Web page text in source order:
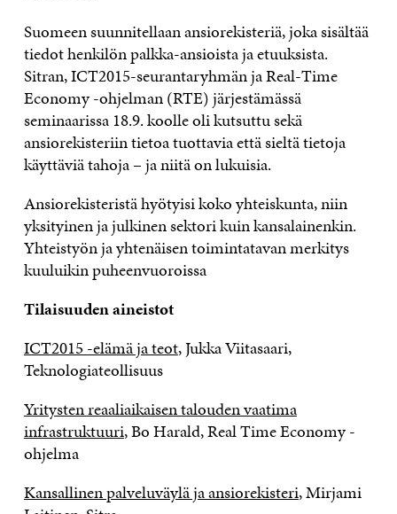
Suomeen suunnitellaan ansiorekisteriä, joka sisältää
tiedot henkilön palkka-ansioista ja etuuksista.
Sitran, ICT2015-seurantaryhmän ja Real-Time
Economy -ohjelman (RTE) järjestämässä
seminaarissa 18.9. koolle oli kutsuttu sekä
ansiorekisteriin tietoa tuottavia että sieltä tietoja
käyttäviä tahoja – ja niitä on lukuisia.
Ansiorekisteristä hyötyisi koko yhteiskunta, niin
yksityinen ja julkinen sektori kuin kansalainenkin.
Yhteistyön ja yhtenäisen toimintatavan merkitys
kuuluikin puheenvuoroissa
Tilaisuuden aineistot
ICT2015 -elämä ja teot, Jukka Viitasaari,
Teknologiateollisuus
Yritysten reaaliaikaisen talouden vaatima
infrastruktuuri, Bo Harald, Real Time Economy -
ohjelma
Kansallinen palveluväylä ja ansiorekisteri, Mirjami